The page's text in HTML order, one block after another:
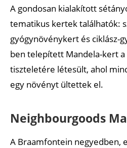
A gondosan kialakított
tematikus kertek találhatók:
gyógynövénykert és ciklász-
ben telepített Mandela-kert
tiszteletére létesült, ahol
egy növényt ültettek el.
Neighbourgoods
A Braamfontein negyedben,